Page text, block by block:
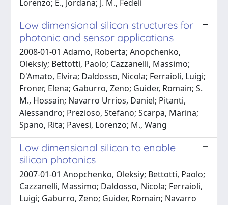
Lorenzo; E., Jordana; J. M., Fedeli
Low dimensional silicon structures for
photonic and sensor applications
2008-01-01 Adamo, Roberta; Anopchenko,
Oleksiy; Bettotti, Paolo; Cazzanelli, Massimo;
D'Amato, Elvira; Daldosso, Nicola; Ferraioli, Luigi;
Froner, Elena; Gaburro, Zeno; Guider, Romain; S.
M., Hossain; Navarro Urrios, Daniel; Pitanti,
Alessandro; Prezioso, Stefano; Scarpa, Marina;
Spano, Rita; Pavesi, Lorenzo; M., Wang
Low dimensional silicon to enable
silicon photonics
2007-01-01 Anopchenko, Oleksiy; Bettotti, Paolo;
Cazzanelli, Massimo; Daldosso, Nicola; Ferraioli,
Luigi; Gaburro, Zeno; Guider, Romain; Navarro